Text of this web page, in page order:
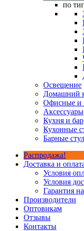
по
Освещение
Домашний
Офисные и
Аксессуары
Кухня и бар
Кухонные
Барные
Распродажа!
Доставка и
Условия
Условия
Гарантия
Производители
Оптовикам
Отзывы
Контакты